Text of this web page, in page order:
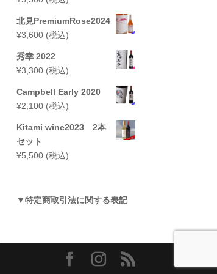
北見PremiumRose2024
¥3,600 (税込)
秀幸 2022
¥3,300 (税込)
Campbell Early 2020
¥2,100 (税込)
Kitami wine2023 2本
セット
¥5,500 (税込)
▼特定商取引法に関する表記